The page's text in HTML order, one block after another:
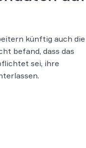
künftig auch die
befand, dass das
sei, ihre